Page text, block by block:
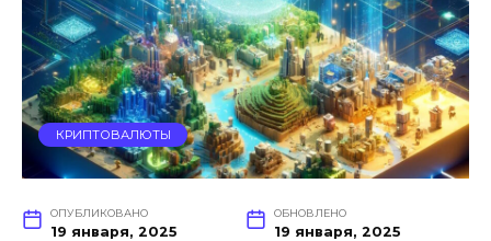
КРИПТОВАЛЮТЫ
ОПУБЛИКОВАНО
19 января, 2025
ОБНОВЛЕНО
19 января, 2025